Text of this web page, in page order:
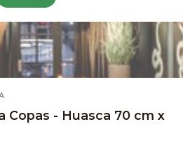
Copas - Huasca 70 cm x